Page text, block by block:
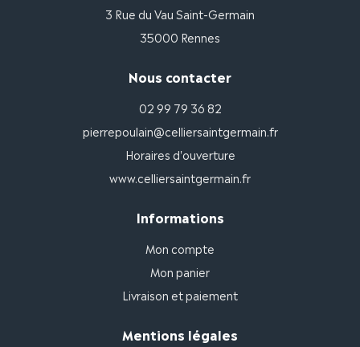
3 Rue du Vau Saint-Germain
35000 Rennes
Nous contacter
02 99 79 36 82
pierrepoulain@celliersaintgermain.fr
Horaires d'ouverture
www.celliersaintgermain.fr
Informations
Mon compte
Mon panier
Livraison et paiement
Mentions légales